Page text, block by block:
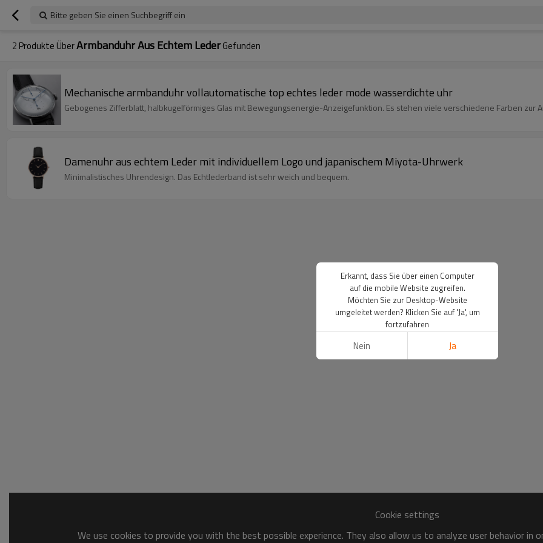
Bitte geben Sie einen Suchbegriff ein
2 Produkte ÜberArmbanduhr Aus Echtem LederGefunden
Mechanische armbanduhr vollautomatische top echtes leder mode wasserdichte uhr
Gebogenes Zifferblatt, halbkugelförmiges Glas mit Bewegungsenergie-Anzeigefunktion. Es stehen viele verschiedene Farben zur
Damenuhr aus echtem Leder mit individuellem Logo und japanischem Miyota-Uhrwerk
Minimalistisches Uhrendesign. Das Echtlederband ist sehr weich und bequem.
Cookie settings
We use cookies to provide you with the best possible experience. They also allow us to analyze user behavior
Erkannt, dass Sie über einen Computer
auf die mobile Website zugreifen.
Möchten Sie zur Desktop-Website
umgeleitet werden? Klicken Sie auf 'Ja', um
fortzufahren
Nein Ja